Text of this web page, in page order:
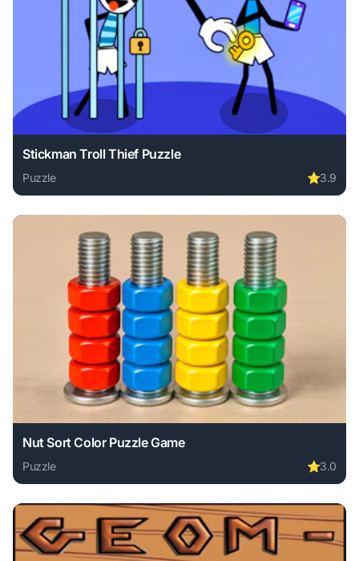
Stickman Troll Thief Puzzle
Puzzle ⭐3.9
Play Stickman Troll Thief Puzzle online free. puzzle
Nut Sort Color Puzzle Game
Puzzle ⭐3.0
Play Nut Sort Color Puzzle Game online free. puzzle